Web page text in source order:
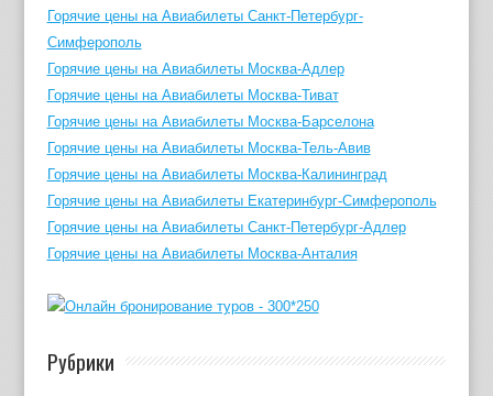
Горячие цены на Авиабилеты Санкт-Петербург-
Симферополь
Горячие цены на Авиабилеты Москва-Адлер
Горячие цены на Авиабилеты Москва-Тиват
Горячие цены на Авиабилеты Москва-Барселона
Горячие цены на Авиабилеты Москва-Тель-Авив
Горячие цены на Авиабилеты Москва-Калининград
Горячие цены на Авиабилеты Екатеринбург-Симферополь
Горячие цены на Авиабилеты Санкт-Петербург-Адлер
Горячие цены на Авиабилеты Москва-Анталия
Рубрики